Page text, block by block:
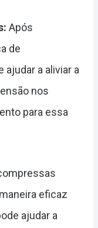
Após
de
a aliviar a
nos
para essa
eficaz
ajudar a